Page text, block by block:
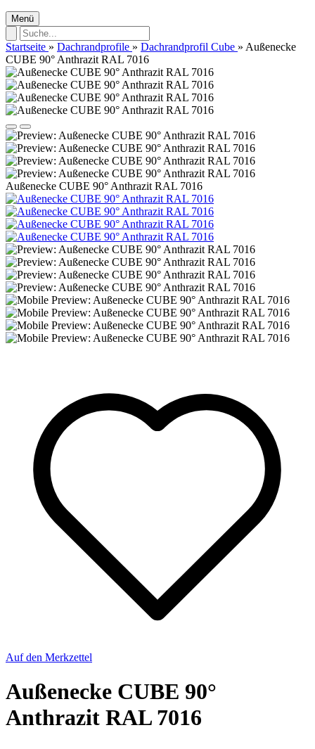
Menü
Startseite » Dachrandprofile » Dachrandprofil Cube » Außenecke
CUBE 90° Anthrazit RAL 7016
Außenecke CUBE 90° Anthrazit RAL 7016
Auf den Merkzettel
Außenecke CUBE 90°
Anthrazit RAL 7016